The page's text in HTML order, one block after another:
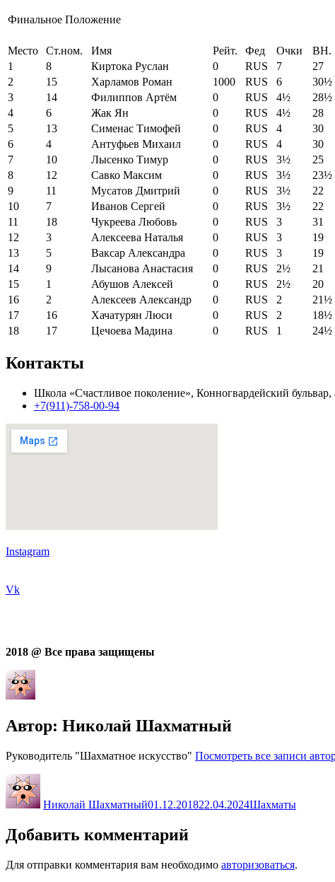
Финальное Положение
Место Ст.ном. Имя Рейт. Фед Очки
BH.
1
8 Киртока Руслан 0 RUS 7
27
2
15 Харламов Роман 1000 RUS 6
30½
3
14 Филиппов Артём 0 RUS 4½
28½
4
6 Жак Ян 0 RUS 4½
28
5
13 Сименас Тимофей 0 RUS 4
30
6
4 Антуфьев Михаил 0 RUS 4
30
7
10 Лысенко Тимур 0 RUS 3½
25
8
12 Савко Максим 0 RUS 3½
23½
9
11 Мусатов Дмитрий 0 RUS 3½
22
10
7 Иванов Сергей 0 RUS 3½
22
11
18 Чукреева Любовь 0 RUS 3
31
12
3 Алексеева Наталья 0 RUS 3
19
13
5 Ваксар Александра 0 RUS 3
19
14
9 Лысанова Анастасия 0 RUS 2½
21
15
1 Абушов Алексей 0 RUS 2½
20
16
2 Алексеев Александр 0 RUS 2
21½
17
16 Хачатурян Люси 0 RUS 2
18½
18
17 Цечоева Мадина 0 RUS 1 24½
Контакты
Школа «Счастливое поколение», Конногвардейский бульвар,
+7(911)-758-00-94
Instagram
Vk
2018 @ Все права защищены
Автор: Николай Шахматный
Руководитель "Шахматное искусство" Посмотреть все записи
Николай Шахматный01.12.201822.04.2024Шахматы
Добавить комментарий
Для отправки комментария вам необходимо авторизоваться.